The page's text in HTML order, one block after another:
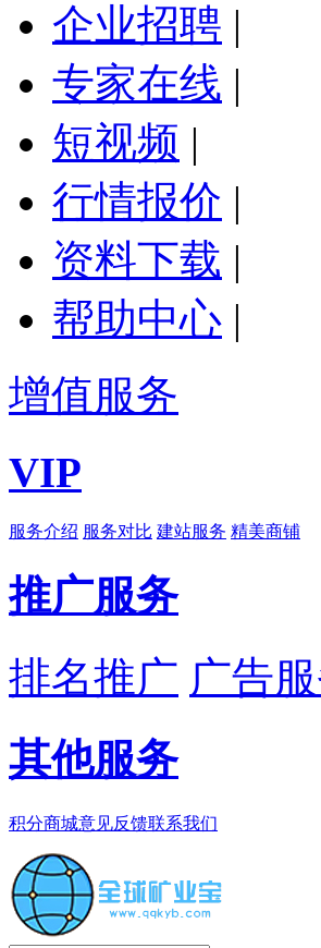
企业招聘 |
专家在线 |
短视频 |
行情报价 |
资料下载 |
帮助中心 |
增值服务
VIP
服务介绍 服务对比 建站服务 精美商铺
推广服务
排名推广 广告
其他服务
积分商城意见反馈联系我们